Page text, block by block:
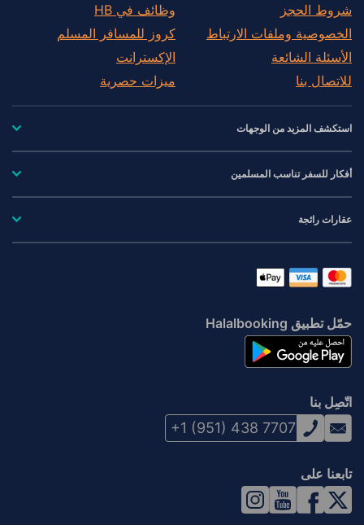
شروط الحجز
الخصوصية وملفات الارتباط
الأسئلة الشائعة
للاتصال بنا
وظائف في HB
كروز للمسافر المسلم
الإكسترانت
ميزات حصرية
استكشف المزيد من الوجهات
أفكار للسفر تناسب المسلمين
عقارات رائجة
حمّل تطبيق Halalbooking
اتّصِل بنا
+1 (951) 438 7707
تابعنا على